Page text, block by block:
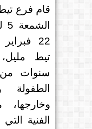
قام فرع
تيط
سنوات
الطفولة
الفنية